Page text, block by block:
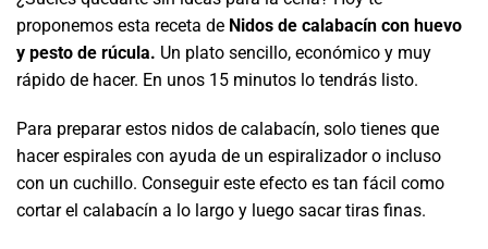
proponemos esta receta de Nidos de calabacín con huevo
y pesto de rúcula. Un plato sencillo, económico y muy
rápido de hacer. En unos 15 minutos lo tendrás listo.
Para preparar estos nidos de calabacín, solo tienes que
hacer espirales con ayuda de un espiralizador o incluso
con un cuchillo. Conseguir este efecto es tan fácil como
cortar el calabacín a lo largo y luego sacar tiras finas.